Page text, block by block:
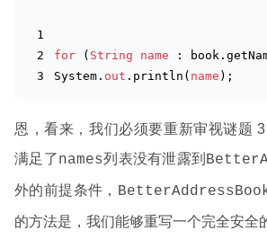
for ( String name :
System. out .println( name );
恩，看来，我们必须要重新审视谜题
满足了names列表没有泄露到
外的前提条件，
的方法是，我们能够重写一个完全安全